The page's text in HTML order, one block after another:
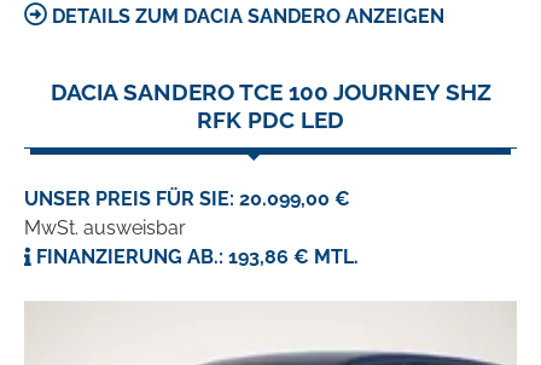
DETAILS ZUM DACIA SANDERO ANZEIGEN
DACIA SANDERO TCE 100 JOURNEY SHZ
RFK PDC LED
UNSER PREIS FÜR SIE: 20.099,00 €
MwSt. ausweisbar
FINANZIERUNG AB.: 193,86 € MTL.